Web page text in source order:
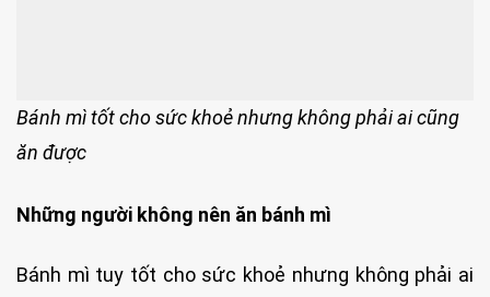
Bánh mì tốt cho sức khoẻ nhưng không phải ai cũng
ăn được
Những người không nên ăn bánh mì
Bánh mì tuy tốt cho sức khoẻ nhưng không phải ai